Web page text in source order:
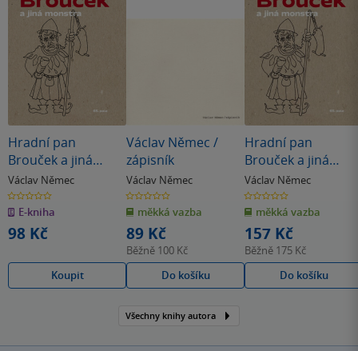
Hradní pan
Brouček a jiná
monstra
Václav Němec
0.0
z
5
hvězdiček
E-kniha
98 Kč
Koupit
Václav Němec /
zápisník
Václav Němec
0.0
z
5
hvězdiček
měkká vazba
89 Kč
Běžně 100 Kč
Do košíku
Hradní pan
Brouček a jiná
monstra
Václav Němec
0.0
z
5
hvězdiček
měkká vazba
157 Kč
Běžně 175 Kč
Do košíku
Všechny knihy autora